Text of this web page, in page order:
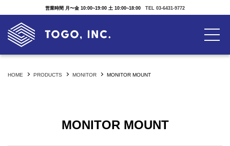
営業時間 月〜金 10:00~19:00 土 10:00~18:00 TEL 03-6431-9772
HOME PRODUCTS MONITOR MONITOR MOUNT
MONITOR MOUNT